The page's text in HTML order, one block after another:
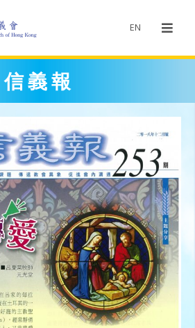
EN
信義報